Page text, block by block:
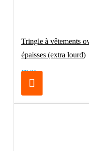
Tringle à vêtements
épaisses (extra lourd)
€8.25